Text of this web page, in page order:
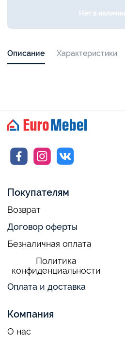
Нет в наличии
Описание Характеристики
Покупателям
Возврат
Договор оферты
Безналичная оплата
Политика
конфиденциальности
Оплата и доставка
Компания
О нас